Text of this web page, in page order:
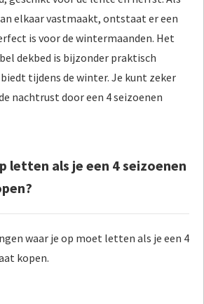
elkaar vastmaakt, ontstaat er een
is voor de wintermaanden. Het
dekbed is bijzonder praktisch
tijdens de winter. Je kunt zeker
nachtrust door een 4 seizoenen
letten als je een 4 seizoenen
waar je op moet letten als je een 4
kopen.